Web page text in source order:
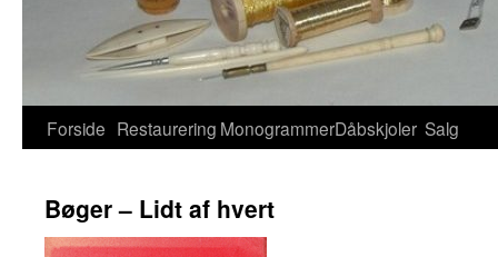
Hop
indhold
Forside Restaurering MonogrammerDåbskjoler Salg
Bøger – Lidt af hvert